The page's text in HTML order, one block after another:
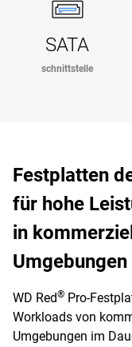
SATA
schnittstelle
Festplatten
für hohe
in
WD Red® Pro-
Workloads von
Umgebungen im